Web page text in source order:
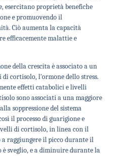
esercitano proprietà benefiche
e promuovendo il
Ciò aumenta la capacità
efficacemente malattie e
della crescita è associato a un
cortisolo, l'ormone dello stress.
effetti catabolici e livelli
sono associati a una maggiore
soppressione del sistema
il processo di guarigione e
di cortisolo, in linea con il
raggiungere il picco durante il
sveglio, e a diminuire durante la